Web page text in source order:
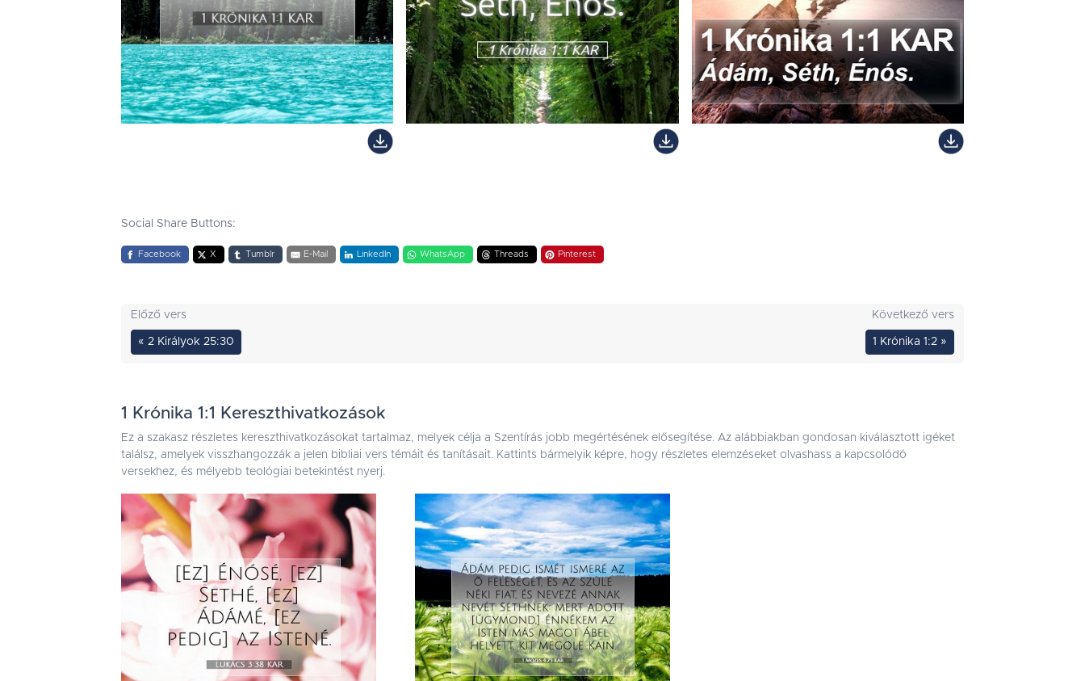
Social Share Buttons:
Facebook X Tumblr E-Mail LinkedIn WhatsApp Threads Pinterest
Előző vers
« 2 Királyok 25:30
Következő vers
1 Krónika 1:2 »
1 Krónika 1:1 Kereszthivatkozások
Ez a szakasz részletes kereszthivatkozásokat tartalmaz, melyek célja a Szentírás jobb megértésének elősegítése. Az alábbiakban gondosan kiválasztott igéket
találsz, amelyek visszhangozzák a jelen bibliai vers témáit és tanításait. Kattints bármelyik képre, hogy részletes elemzéseket olvashass a kapcsolódó
versekhez, és mélyebb teológiai betekintést nyerj.